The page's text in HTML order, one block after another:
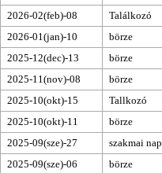
2026-02(feb)-08
Találkozó
2026-01(jan)-10
börze
2025-12(dec)-13
börze
2025-11(nov)-08
börze
2025-10(okt)-15
Tallkozó
2025-10(okt)-11
börze
2025-09(sze)-27
szakmai nap
2025-09(sze)-06
börze